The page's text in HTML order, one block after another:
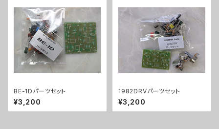
BE-1Dパーツセット
¥3,200
1982DRVパーツセット
¥3,200